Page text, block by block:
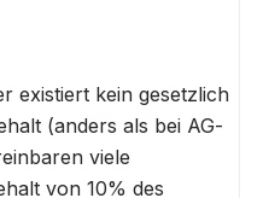
existiert kein gesetzlich
(anders als bei AG-
viele
von 10% des